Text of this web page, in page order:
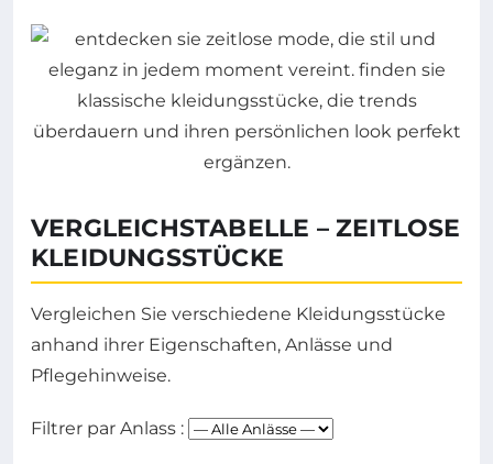
VERGLEICHSTABELLE – ZEITLOSE
KLEIDUNGSSTÜCKE
Vergleichen Sie verschiedene Kleidungsstücke
anhand ihrer Eigenschaften, Anlässe und
Pflegehinweise.
Filtrer par Anlass :